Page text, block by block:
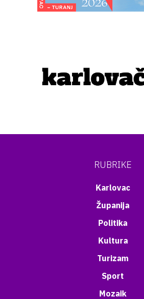
RUBRIKE
Karlovac
Županija
Politika
Kultura
Turizam
Sport
Mozaik